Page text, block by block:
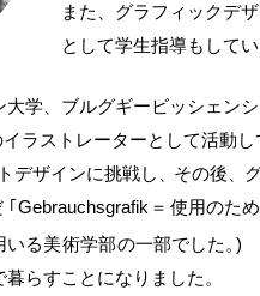
また、グラフィックデ
として学生指導もしてい
大学、ブルグギービッシェン
ラストレーターとして活動し
デザインに挑戦し その後
｢Gebrauchsgrafik ＝ 使用のた
いる美術学部の一部でした 。 )
らすことになりました。